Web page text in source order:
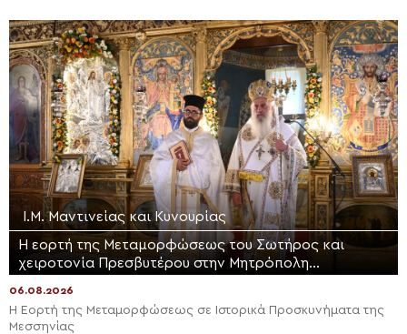
Ι.Μ. Μαντινείας και Κυνουρίας
Η εορτή της Μεταμορφώσεως του Σωτήρος και
χειροτονία Πρεσβυτέρου στην Μητρόπολη
06.08.2026
Η Εορτή της Μεταμορφώσεως σε Ιστορικά Προσκυνήματα της
Μεσσηνίας